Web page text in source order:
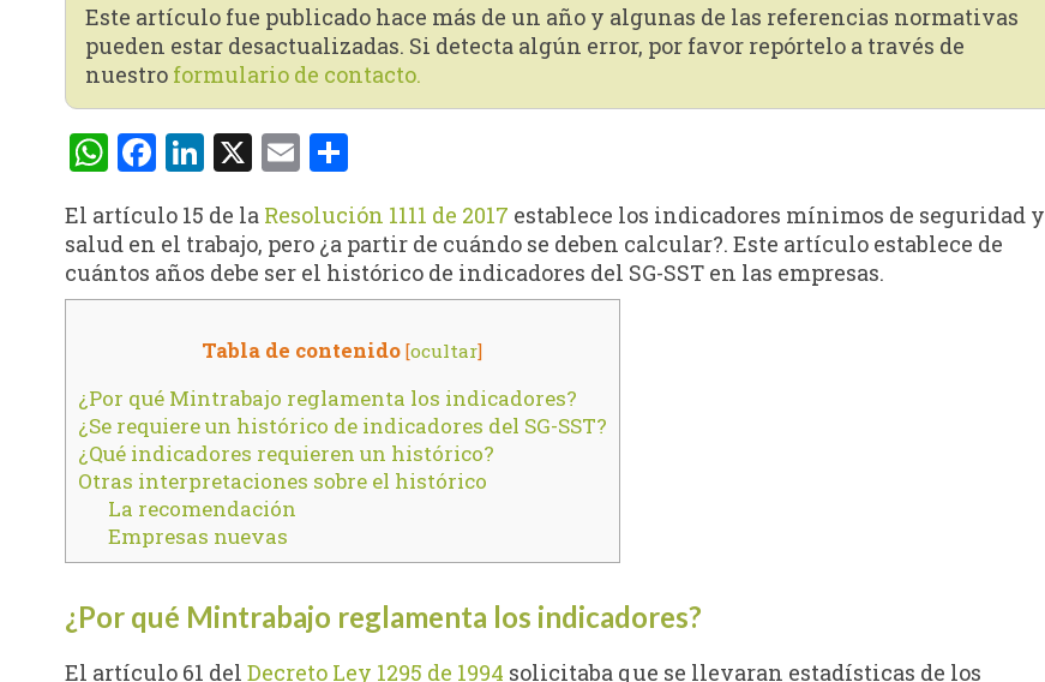
Este artículo fue publicado hace más de un año y algunas de las referencias normativas
pueden estar desactualizadas. Si detecta algún error, por favor repórtelo a través de
nuestro formulario de contacto.
WhatsApp
Facebook
LinkedIn
X EmailCompartir
El artículo 15 de la Resolución 1111 de 2017 establece los indicadores mínimos de seguridad y
salud en el trabajo, pero ¿a partir de cuándo se deben calcular?. Este artículo establece de
cuántos años debe ser el histórico de indicadores del SG-SST en las empresas.
Tabla de contenido [ocultar]
¿Por qué Mintrabajo reglamenta los indicadores?
¿Se requiere un histórico de indicadores del SG-SST?
¿Qué indicadores requieren un histórico?
Otras interpretaciones sobre el histórico
La recomendación
Empresas nuevas
¿Por qué Mintrabajo reglamenta los indicadores?
El artículo 61 del Decreto Ley 1295 de 1994 solicitaba que se llevaran estadísticas de los